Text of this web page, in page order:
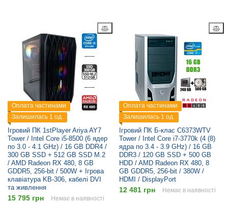
Оплата частинами
Залишилась 1 од.
Ігровий ПК 1stPlayer Ariya AY7
Tower / Intel Core i5-8500 (6 ядер
по 3.0 - 4.1 GHz) / 16 GB DDR4 /
300 GB SSD + 512 GB SSD M.2
/ AMD Radeon RX 480, 8 GB
GDDR5, 256-bit / 500W + Ігрова
клавіатура KB-306, кабелі DVI
та живлення
15 795 грн Немає в наявності
Оплата частинами
Залишилась 1 од.
Ігровий ПК Б-клас C6373WTV
Tower / Intel Core i7-3770k (4 (8)
ядра по 3.4 - 3.9 GHz) / 16 GB
DDR3 / 120 GB SSD + 500 GB
HDD / AMD Radeon RX 480, 8
GB GDDR5, 256-bit / 380W /
HDMI / DisplayPort
12 481 грн Немає в наявності